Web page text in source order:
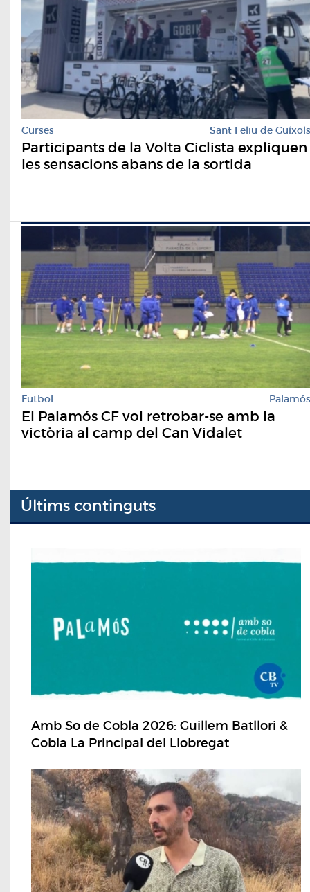
Curses Sant Feliu de Guíxols
Participants de la Volta Ciclista expliquen
les sensacions abans de la sortida
Futbol Palamós
El Palamós CF vol retrobar-se amb la
victòria al camp del Can Vidalet
Últims continguts
Amb So de Cobla 2026: Guillem Batllori &
Cobla La Principal del Llobregat